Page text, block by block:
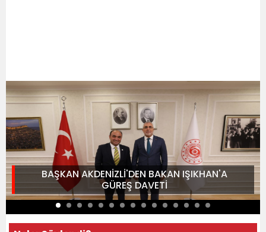
BAŞKAN AKDENİZLİ'DEN BAKAN IŞIKHAN'A
GÜREŞ DAVETİ